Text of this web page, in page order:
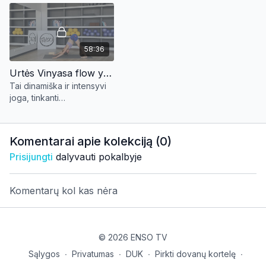
58:36
Urtės Vinyasa flow yoga
Tai dinamiška ir intensyvi
joga, tinkanti
vidutiniokams. Praktikos
koordinaciją, kūno
lankstumą.
Komentarai apie kolekciją (0)
Prisijungti dalyvauti pokalbyje
Komentarų kol kas nėra
© 2026 ENSO TV
Sąlygos ∙ Privatumas ∙ DUK ∙ Pirkti dovanų kortelę ∙